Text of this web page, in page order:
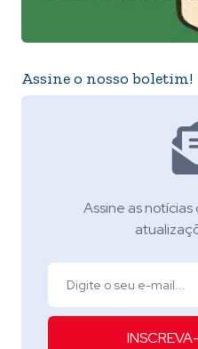
Assine o nosso boletim!
Assine as